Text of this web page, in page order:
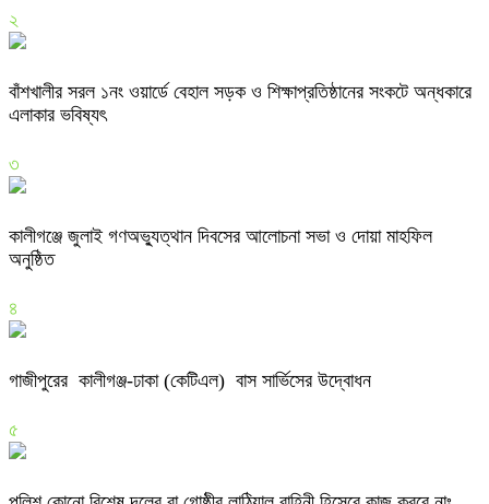
২
বাঁশখালীর সরল ১নং ওয়ার্ডে বেহাল সড়ক ও শিক্ষাপ্রতিষ্ঠানের সংকটে অন্ধকারে
এলাকার ভবিষ্যৎ
৩
কালীগঞ্জে জুলাই গণঅভ্যুত্থান দিবসের আলোচনা সভা ও দোয়া মাহফিল
অনুষ্ঠিত
৪
গাজীপুরের কালীগঞ্জ-ঢাকা (কেটিএল) বাস সার্ভিসের উদ্বোধন
৫